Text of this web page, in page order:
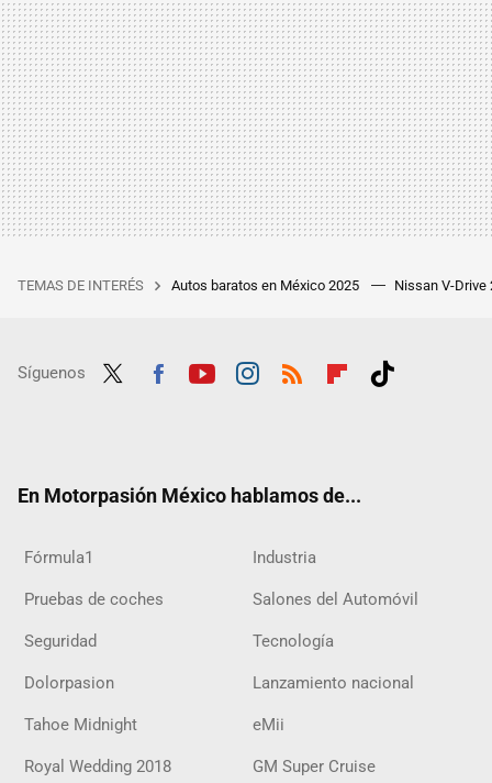
TEMAS DE INTERÉS Autos baratos en México 2025 Nissan V-Drive
Síguenos
En Motorpasión México hablamos de...
Fórmula1 Industria
Pruebas de coches Salones del Automóvil
Seguridad Tecnología
Dolorpasion Lanzamiento nacional
Tahoe Midnight eMii
Royal Wedding 2018 GM Super Cruise